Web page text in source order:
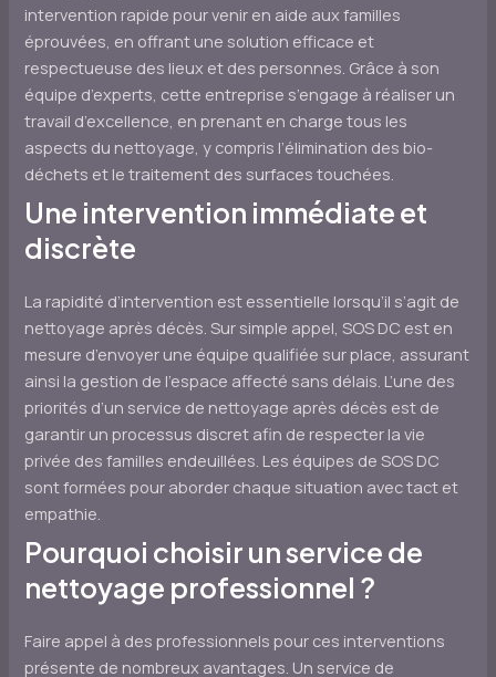
intervention rapide pour venir en aide aux familles
éprouvées, en offrant une solution efficace et
respectueuse des lieux et des personnes. Grâce à son
équipe d’experts, cette entreprise s’engage à réaliser un
travail d’excellence, en prenant en charge tous les
aspects du nettoyage, y compris l’élimination des bio-
déchets et le traitement des surfaces touchées.
Une intervention immédiate et
discrète
La rapidité d’intervention est essentielle lorsqu’il s’agit de
nettoyage après décès. Sur simple appel, SOS DC est en
mesure d’envoyer une équipe qualifiée sur place, assurant
ainsi la gestion de l’espace affecté sans délais. L’une des
priorités d’un service de nettoyage après décès est de
garantir un processus discret afin de respecter la vie
privée des familles endeuillées. Les équipes de SOS DC
sont formées pour aborder chaque situation avec tact et
empathie.
Pourquoi choisir un service de
nettoyage professionnel ?
Faire appel à des professionnels pour ces interventions
présente de nombreux avantages. Un service de